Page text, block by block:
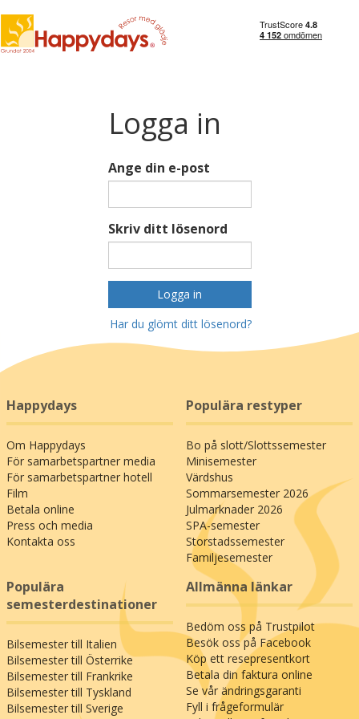
Logga in
Ange din e-post
Skriv ditt lösenord
Logga in
Har du glömt ditt lösenord?
Happydays
Om Happydays
För samarbetspartner media
För samarbetspartner hotell
Film
Betala online
Press och media
Kontakta oss
Populära restyper
Bo på slott/Slottssemester
Minisemester
Värdshus
Sommarsemester 2026
Julmarknader 2026
SPA-semester
Storstadssemester
Familjesemester
Populära
semesterdestinationer
Bilsemester till Italien
Bilsemester till Österrike
Bilsemester till Frankrike
Bilsemester till Tyskland
Bilsemester till Sverige
Allmänna länkar
Bedöm oss på Trustpilot
Besök oss på Facebook
Köp ett resepresentkort
Betala din faktura online
Se vår ändringsgaranti
Fyll i frågeformulär